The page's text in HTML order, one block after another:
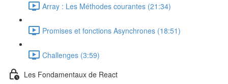
Array : Les Méthodes courantes (21:34)
Promises et fonctions Asynchrones (18:51)
Challenges (3:59)
Les Fondamentaux de React